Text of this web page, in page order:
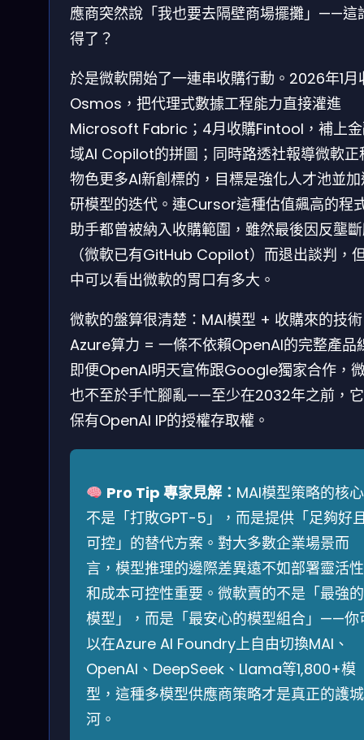
應商突然說「我也要去隔壁商場擺攤」——這
得了？
於是微軟開始了一連串收購行動。2026年1月
Osmos，把代理式數據工程能力直接灌進
Microsoft Fabric；4月收購Fintool，補上
域AI Copilot的拼圖；同時路透社報導微軟正
物色更多AI新創標的，目標是強化人才池並
研模型的迭代。連Cursor這種估值飆高的程
助手都曾被納入收購範圍，雖然最後因反壟
（微軟已有GitHub Copilot）而退出談判，
中可以看出微軟的胃口有多大。
微軟的盤算很清楚：MAI模型 + 收購來的技
Azure算力 = 一條不依賴OpenAI的完整產品
即便OpenAI明天宣佈跟Google獨家合作，
也不至於手忙腳亂——至少在2032年之前，
保有OpenAI IP的授權存取權。
Pro Tip 專家見解： MAI模型策略的核心
不是「打敗GPT-5」，而是提供「足夠好
可控」的替代方案。對大多數企業場景而
言，模型推理的邊際差異遠不如部署靈活性
和成本可控性重要。微軟賣的不是「最強的
模型」，而是「最安心的模型組合」——你
以在Azure AI Foundry上自由切換MAI、
OpenAI、DeepSeek、Llama等1,800+模
型，這種多模型供應商策略才是真正的護城
河。